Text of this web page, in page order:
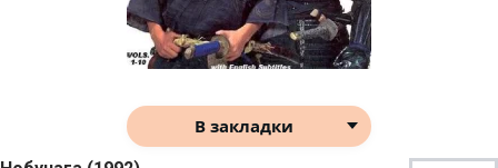
В закладки